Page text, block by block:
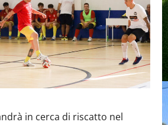
in cerca di riscatto nel